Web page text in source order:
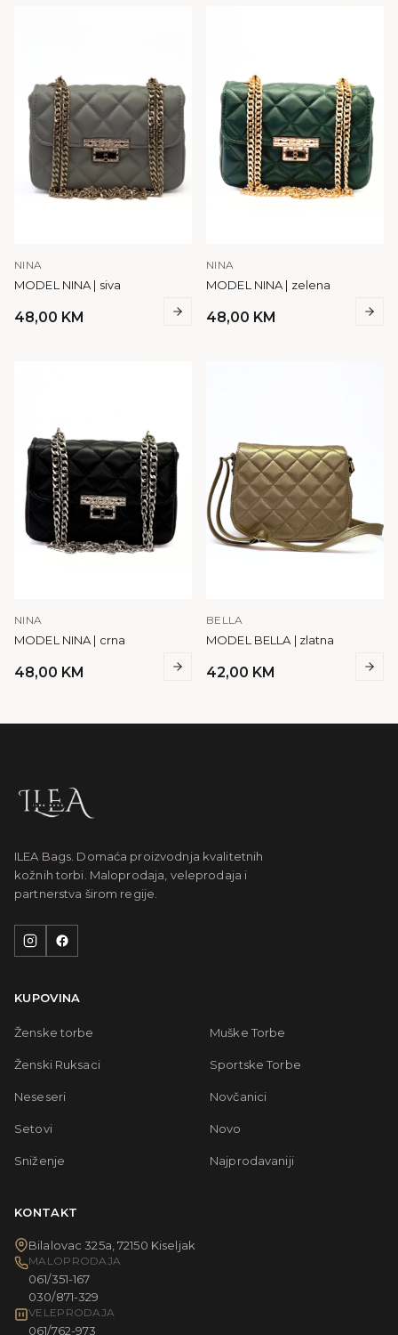
NINA
MODEL NINA | siva
48,00 KM
NINA
MODEL NINA | zelena
48,00 KM
NINA
MODEL NINA | crna
48,00 KM
BELLA
MODEL BELLA | zlatna
42,00 KM
ILEA Bags. Domaća proizvodnja kvalitetnih
kožnih torbi. Maloprodaja, veleprodaja i
partnerstva širom regije.
KUPOVINA
Ženske torbe Muške Torbe
Ženski Ruksaci Sportske Torbe
Neseseri Novčanici
Setovi Novo
Sniženje Najprodavaniji
KONTAKT
Bilalovac 325a, 72150 Kiseljak
MALOPRODAJA
061/351-167
030/871-329
VELEPRODAJA
061/762-973